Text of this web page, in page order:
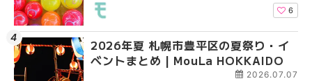
6
2026年夏 札幌市豊平区の夏祭り・イ
ベントまとめ | MouLa HOKKAIDO
2026.07.07
2026年夏 札幌市手稲
ベントまとめ |
2026年夏 札幌市西区
ントまとめ | MouLa